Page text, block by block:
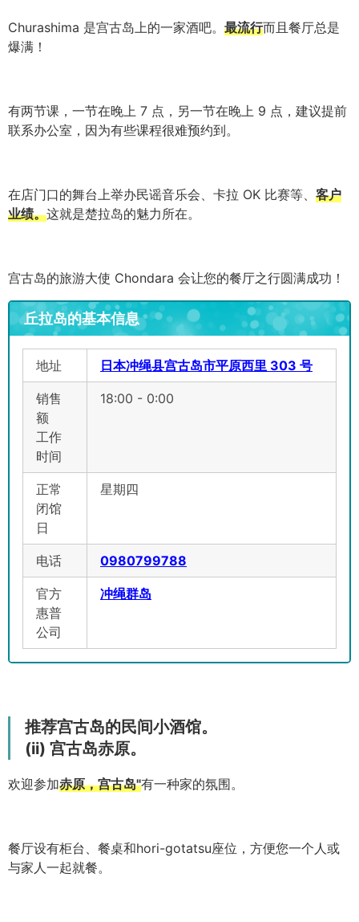
Churashima 是宫古岛上的一家酒吧。 最流行而且餐厅总是
爆满！
有两节课，一节在晚上 7 点，另一节在晚上 9 点，建议提前
联系办公室，因为有些课程很难预约到。
在店门口的舞台上举办民谣音乐会、卡拉 OK 比赛等、 客户
业绩。这就是楚拉岛的魅力所在。
宫古岛的旅游大使 Chondara 会让您的餐厅之行圆满成功！
丘拉岛的基本信息
地址 日本冲绳县宫古岛市平原西里 303 号
销售
额
工作
时间
18:00 - 0:00
正常
闭馆
日
星期四
电话 0980799788
官方
惠普
公司
冲绳群岛
推荐宫古岛的民间小酒馆。
(ii) 宫古岛赤原。
欢迎参加赤原，宫古岛"有一种家的氛围。
餐厅设有柜台、餐桌和hori-gotatsu座位，方便您一个人或
与家人一起就餐。